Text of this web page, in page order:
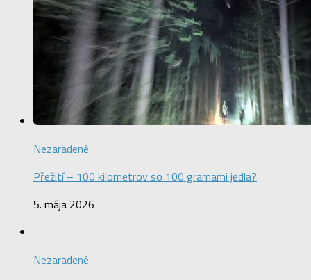
Nezaradené
Přežití – 100 kilometrov so 100 gramami jedla?
5. mája 2026
Nezaradené